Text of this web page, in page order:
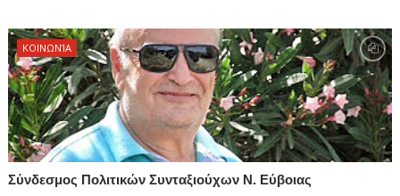
ΚΟΙΝΩΝΊΑ
Σύνδεσμος Πολιτικών Συνταξιούχων Ν. Εύβοιας